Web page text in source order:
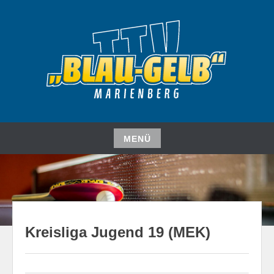
TTV "BLAU-GELB"
MARIENBERG E. V.
MENÜ
Zum
Inhalt
springen
Kreisliga Jugend 19 (MEK)